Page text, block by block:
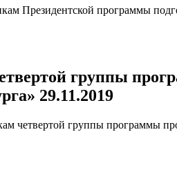
Президентской программы
группы
29.11.2019
четвертой группы программы